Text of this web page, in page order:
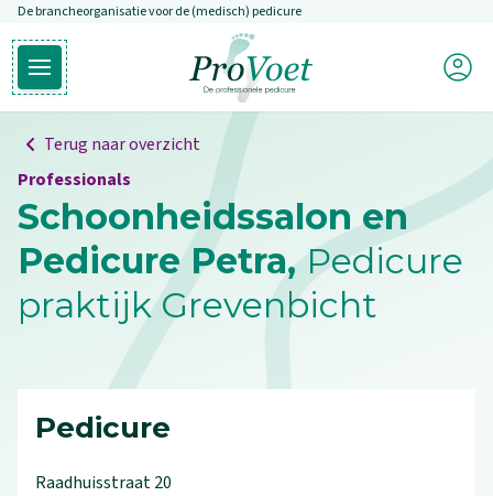
Overslaan en naar de inhoud gaan
De brancheorganisatie voor de (medisch) pedicure
Open hoofdmenu
Ga naar de homepagina
Mijn
Terug naar overzicht
Professionals
Schoonheidssalon en
Pedicure Petra, Pedicure
praktijk Grevenbicht
Pedicure
Raadhuisstraat20